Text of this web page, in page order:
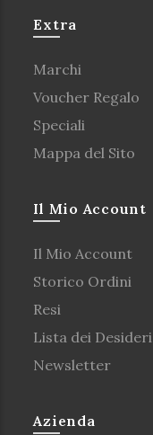
Extra
Marchi
Voucher Regalo
Speciali
Mappa del Sito
Il Mio Account
Il Mio Account
Storico Ordini
Resi
Lista dei Desideri
Newsletter
Azienda